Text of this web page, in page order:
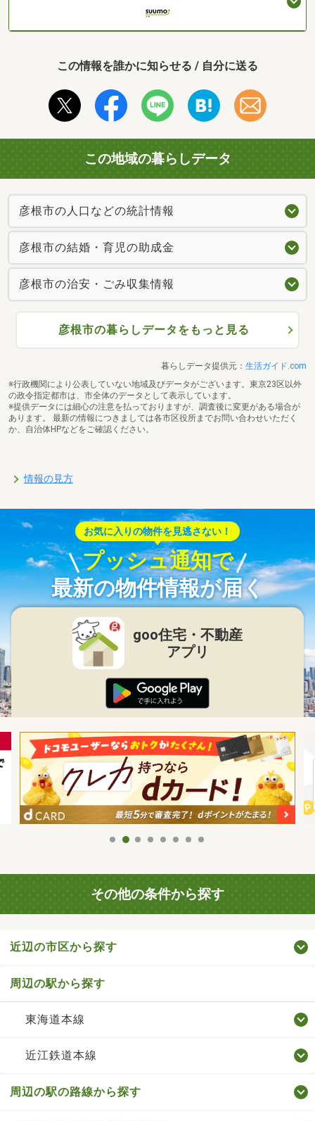
この情報を誰かに知らせる / 自分に送る
この地域の暮らしデータ
彦根市の人口などの統計情報
彦根市の結婚・育児の助成金
彦根市の治安・ごみ収集情報
彦根市の暮らしデータをもっと見る
暮らしデータ提供元： 生活ガイド.com
※行政機関により公表していない地域及びデータがございます。東京23区以外
の政令指定都市は、市全体のデータとして表示しています。
※提供データには細心の注意を払っておりますが、調査後に変更がある場合が
あります。 最新の情報につきましては各市区役所までお問い合わせいただく
か、自治体HPなどをご確認ください。
情報の見方
お気に入りの物件を見逃さない！
プッシュ通知で
最新の物件情報が届く
goo住宅・不動産
アプリ
その他の条件から探す
近辺の市区から探す
周辺の駅から探す
東海道本線
近江鉄道本線
周辺の駅の路線から探す